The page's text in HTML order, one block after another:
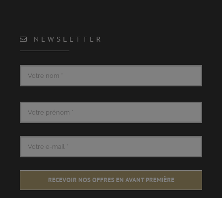
NEWSLETTER
RECEVOIR NOS OFFRES EN AVANT PREMIÈRE